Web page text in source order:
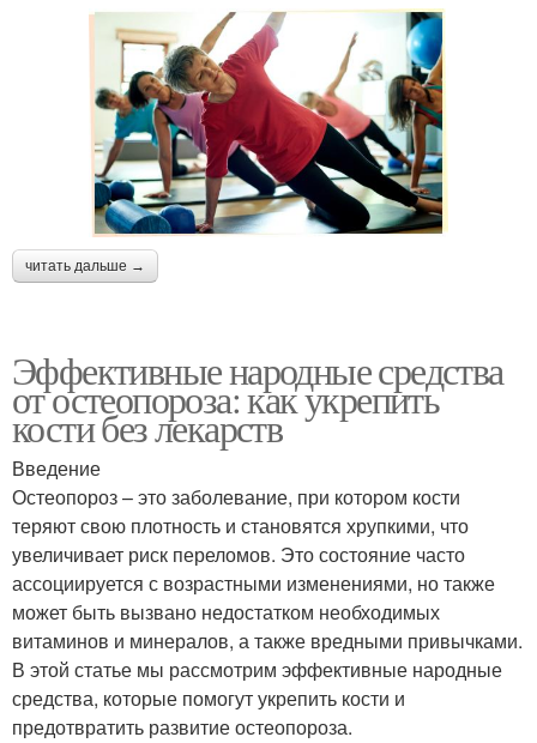
читать дальше →
Эффективные народные средства
от остеопороза: как укрепить
кости без лекарств
Введение
Остеопороз – это заболевание, при котором кости
теряют свою плотность и становятся хрупкими, что
увеличивает риск переломов. Это состояние часто
ассоциируется с возрастными изменениями, но также
может быть вызвано недостатком необходимых
витаминов и минералов, а также вредными привычками.
В этой статье мы рассмотрим эффективные народные
средства, которые помогут укрепить кости и
предотвратить развитие остеопороза.